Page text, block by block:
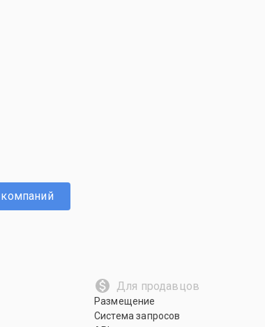
Для продавцов
Размещение
Система запросов